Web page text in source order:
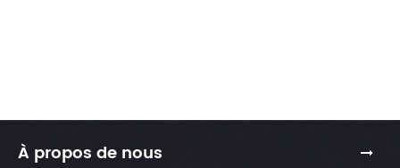
À propos de nous